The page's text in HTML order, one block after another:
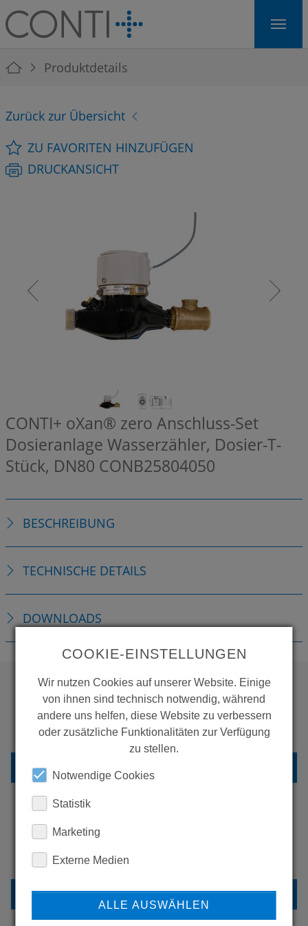
Skip to main navigation
Skip to main content
Skip to page footer
You are here:
Produktdetails
Zurück zur Übersicht
ZU FAVORITEN HINZUFÜGEN
DRUCKANSICHT
CONTI+ oXan® zero Anschluss-Set
Dosieranlage Wasserzähler, Dosier-T-
Stück, DN80 CONB25804050
BESCHREIBUNG
TECHNISCHE DETAILS
DOWNLOADS
WOLLEN SIE MEHR
PRODUKTE SEHEN?
ZURÜCK ZUR ÜBERSICHT
ERFAHREN SIE MEHR ÜBER
UNSERE REFERENZEN
REFERENZEN
COOKIE-EINSTELLUNGEN
Wir nutzen Cookies auf unserer Website. Einige
von ihnen sind technisch notwendig, während
andere uns helfen, diese Website zu verbessern
oder zusätzliche Funktionalitäten zur Verfügung
zu stellen.
Notwendige Cookies
Statistik
Marketing
Externe Medien
ALLE AUSWÄHLEN